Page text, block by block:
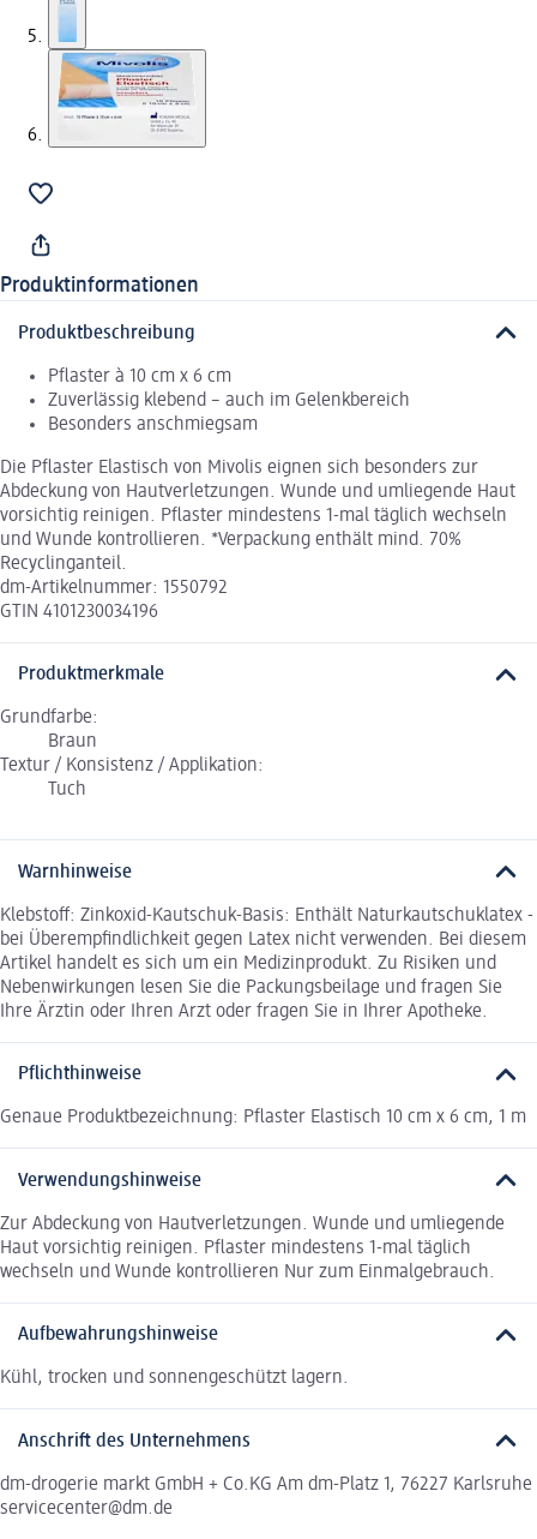
Produktinformationen
Produktbeschreibung
Pflaster à 10 cm x 6 cm
Zuverlässig klebend – auch im Gelenkbereich
Besonders anschmiegsam
Die Pflaster Elastisch von Mivolis eignen sich besonders zur
Abdeckung von Hautverletzungen. Wunde und umliegende Haut
vorsichtig reinigen. Pflaster mindestens 1-mal täglich wechseln
und Wunde kontrollieren. *Verpackung enthält mind. 70%
Recyclinganteil.
dm-Artikelnummer: 1550792
GTIN 4101230034196
Produktmerkmale
Grundfarbe:
Braun
Textur / Konsistenz / Applikation:
Tuch
Warnhinweise
Klebstoff: Zinkoxid-Kautschuk-Basis: Enthält Naturkautschuklatex -
bei Überempfindlichkeit gegen Latex nicht verwenden. Bei diesem
Artikel handelt es sich um ein Medizinprodukt. Zu Risiken und
Nebenwirkungen lesen Sie die Packungsbeilage und fragen Sie
Ihre Ärztin oder Ihren Arzt oder fragen Sie in Ihrer Apotheke.
Pflichthinweise
Genaue Produktbezeichnung: Pflaster Elastisch 10 cm x 6 cm, 1 m
Verwendungshinweise
Zur Abdeckung von Hautverletzungen. Wunde und umliegende
Haut vorsichtig reinigen. Pflaster mindestens 1-mal täglich
wechseln und Wunde kontrollieren Nur zum Einmalgebrauch.
Aufbewahrungshinweise
Kühl, trocken und sonnengeschützt lagern.
Anschrift des Unternehmens
dm-drogerie markt GmbH + Co.KG Am dm-Platz 1, 76227 Karlsruhe
servicecenter@dm.de